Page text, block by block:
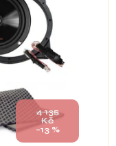
4 135
Kč
–13 %